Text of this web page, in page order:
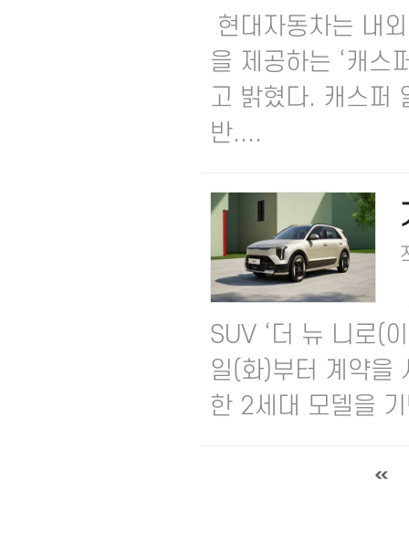
현대자동차는 내
을 제공하는 ‘캐스
고 밝혔다.​ 캐스퍼
반....
SUV ‘더 뉴 니로(
일(화)부터 계약을
한 2세대 모델을